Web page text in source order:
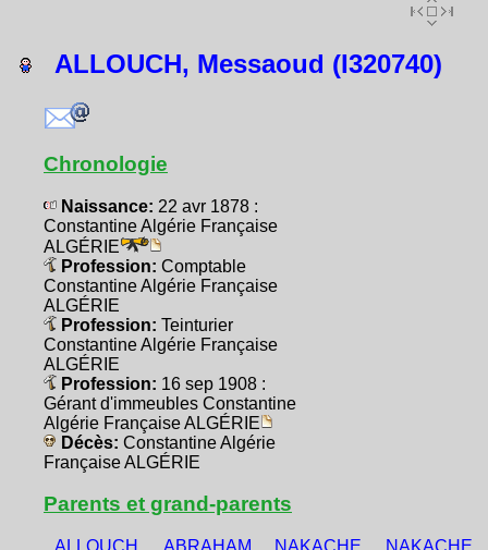
ALLOUCH, Messaoud (I320740)
Chronologie
Naissance: 22 avr 1878 :
Constantine Algérie Française
ALGÉRIE
Profession: Comptable
Constantine Algérie Française
ALGÉRIE
Profession: Teinturier
Constantine Algérie Française
ALGÉRIE
Profession: 16 sep 1908 :
Gérant d'immeubles Constantine
Algérie Française ALGÉRIE
Décès: Constantine Algérie
Française ALGÉRIE
Parents et grand-parents